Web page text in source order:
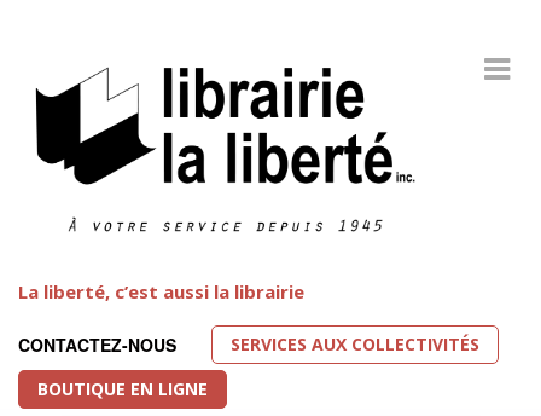
La liberté, c’est aussi la librairie
CONTACTEZ-NOUS
SERVICES AUX COLLECTIVITÉS
BOUTIQUE EN LIGNE